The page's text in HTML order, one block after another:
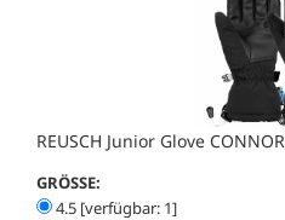
REUSCH Junior Glove
GRÖSSE:
4.5 [verfügbar: 1]